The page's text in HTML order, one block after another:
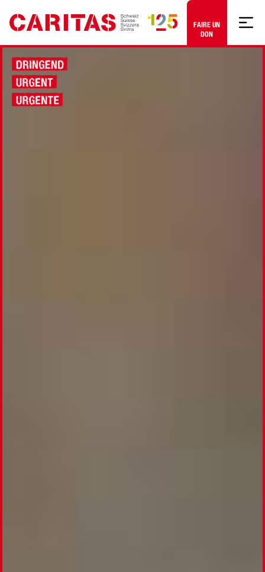
Aller au contenu
FAIRE UN
DON